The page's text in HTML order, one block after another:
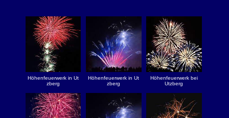
Höhenfeuerwerk in Ut
zberg
Höhenfeuerwerk in Ut
zberg
Höhenfeuerwerk bei
Utzberg